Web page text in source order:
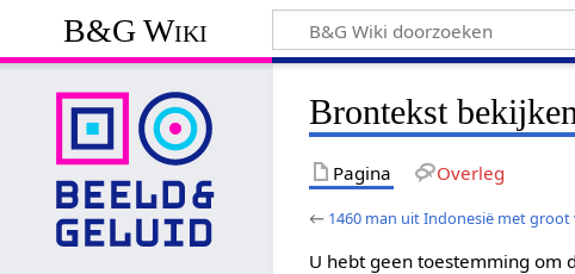
B&G Wiki
Brontekst
Pagina Overleg
← 1460 man uit Indonesië met groot
U hebt geen toestemming om